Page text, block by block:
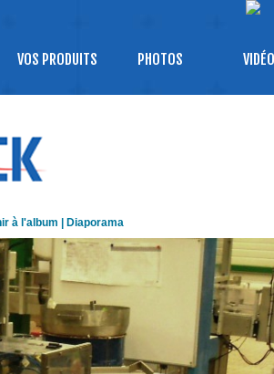
VOS PRODUITS PHOTOS VIDÉO
à l'album Diaporama